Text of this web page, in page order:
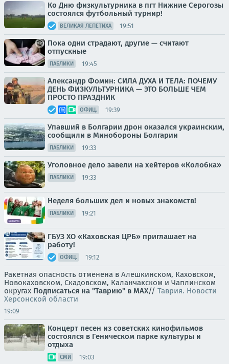
Ко Дню физкультурника в пгт Нижние Серогозы
состоялся футбольный турнир!
ВЕЛИКАЯ ЛЕПЕТИХА 19:51
Пока одни страдают, другие — считают
отпускные
ПАБЛИКИ 19:45
Александр Фомин: СИЛА ДУХА И ТЕЛА: ПОЧЕМУ
ДЕНЬ ФИЗКУЛЬТУРНИКА — ЭТО БОЛЬШЕ ЧЕМ
ПРОСТО ПРАЗДНИК
ОФИЦ. 19:39
Упавший в Болгарии дрон оказался украинским,
сообщили в Минобороны Болгарии
ПАБЛИКИ 19:33
Уголовное дело завели на хейтеров «Колобка»
ПАБЛИКИ 19:33
Неделя больших дел и новых знакомств!
ПАБЛИКИ 19:21
ГБУЗ ХО «Каховская ЦРБ» приглашает на
работу!
ОФИЦ. 19:12
Ракетная опасность отменена в Алешкинском, Каховском,
Новокаховском, Скадовском, Каланчакском и Чаплинском
округах Подписаться на "Таврию" в MAX// Таврия. Новости
Херсонской области
19:09
Концерт песен из советских кинофильмов
состоялся в Геническом парке культуры и
отдыха
СМИ 19:03